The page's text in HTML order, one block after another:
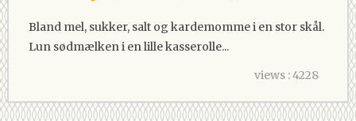
Bland mel, sukker, salt og kardemomme i en stor skål.
Lun sødmælken i en lille kasserolle...
views : 4228